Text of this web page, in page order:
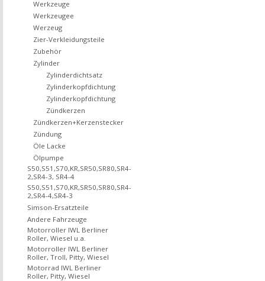
Werkzeuge
Werkzeugee
Werzeug
Zier-Verkleidungsteile
Zubehör
Zylinder
Zylinderdichtsatz
Zylinderkopfdichtung
Zylinderkopfdichtung
Zündkerzen
Zündkerzen+Kerzenstecker
Zündung
Öle Lacke
Ölpumpe
S50,S51,S70,KR,SR50,SR80,SR4-
2,SR4-3, SR4-4
S50,S51,S70,KR,SR50,SR80,SR4-
2,SR4-4,SR4-3
Simson-Ersatzteile
Andere Fahrzeuge
Motorroller IWL Berliner
Roller, Wiesel u.a.
Motorroller IWL Berliner
Roller, Troll, Pitty, Wiesel
Motorrad IWL Berliner
Roller, Pitty, Wiesel